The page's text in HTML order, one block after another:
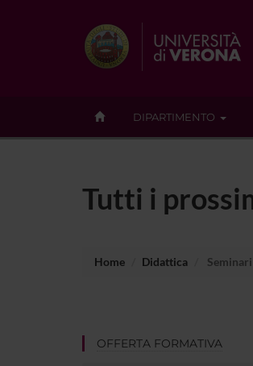
DIPARTIMENTO
Tutti i
Home Didattica Seminari
OFFERTA FORMATIVA